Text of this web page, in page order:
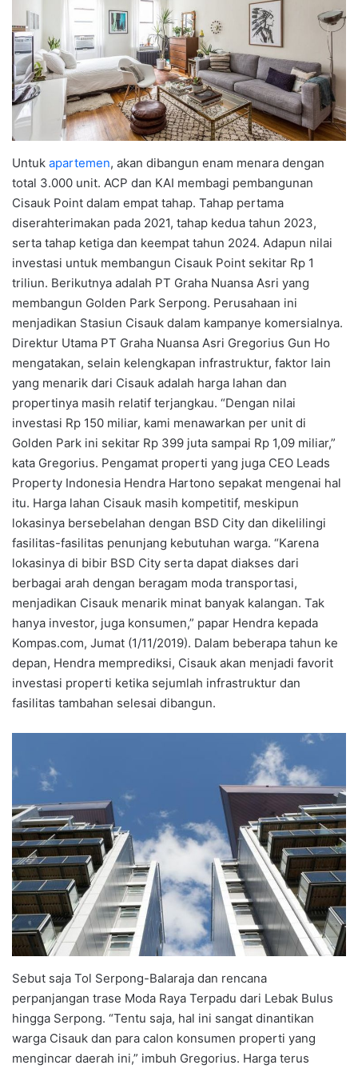
Untuk apartemen, akan dibangun enam menara dengan
total 3.000 unit. ACP dan KAI membagi pembangunan
Cisauk Point dalam empat tahap. Tahap pertama
diserahterimakan pada 2021, tahap kedua tahun 2023,
serta tahap ketiga dan keempat tahun 2024. Adapun nilai
investasi untuk membangun Cisauk Point sekitar Rp 1
triliun. Berikutnya adalah PT Graha Nuansa Asri yang
membangun Golden Park Serpong. Perusahaan ini
menjadikan Stasiun Cisauk dalam kampanye komersialnya.
Direktur Utama PT Graha Nuansa Asri Gregorius Gun Ho
mengatakan, selain kelengkapan infrastruktur, faktor lain
yang menarik dari Cisauk adalah harga lahan dan
propertinya masih relatif terjangkau. “Dengan nilai
investasi Rp 150 miliar, kami menawarkan per unit di
Golden Park ini sekitar Rp 399 juta sampai Rp 1,09 miliar,”
kata Gregorius. Pengamat properti yang juga CEO Leads
Property Indonesia Hendra Hartono sepakat mengenai hal
itu. Harga lahan Cisauk masih kompetitif, meskipun
lokasinya bersebelahan dengan BSD City dan dikelilingi
fasilitas-fasilitas penunjang kebutuhan warga. “Karena
lokasinya di bibir BSD City serta dapat diakses dari
berbagai arah dengan beragam moda transportasi,
menjadikan Cisauk menarik minat banyak kalangan. Tak
hanya investor, juga konsumen,” papar Hendra kepada
Kompas.com, Jumat (1/11/2019). Dalam beberapa tahun ke
depan, Hendra memprediksi, Cisauk akan menjadi favorit
investasi properti ketika sejumlah infrastruktur dan
fasilitas tambahan selesai dibangun.
Sebut saja Tol Serpong-Balaraja dan rencana
perpanjangan trase Moda Raya Terpadu dari Lebak Bulus
hingga Serpong. “Tentu saja, hal ini sangat dinantikan
warga Cisauk dan para calon konsumen properti yang
mengincar daerah ini,” imbuh Gregorius. Harga terus